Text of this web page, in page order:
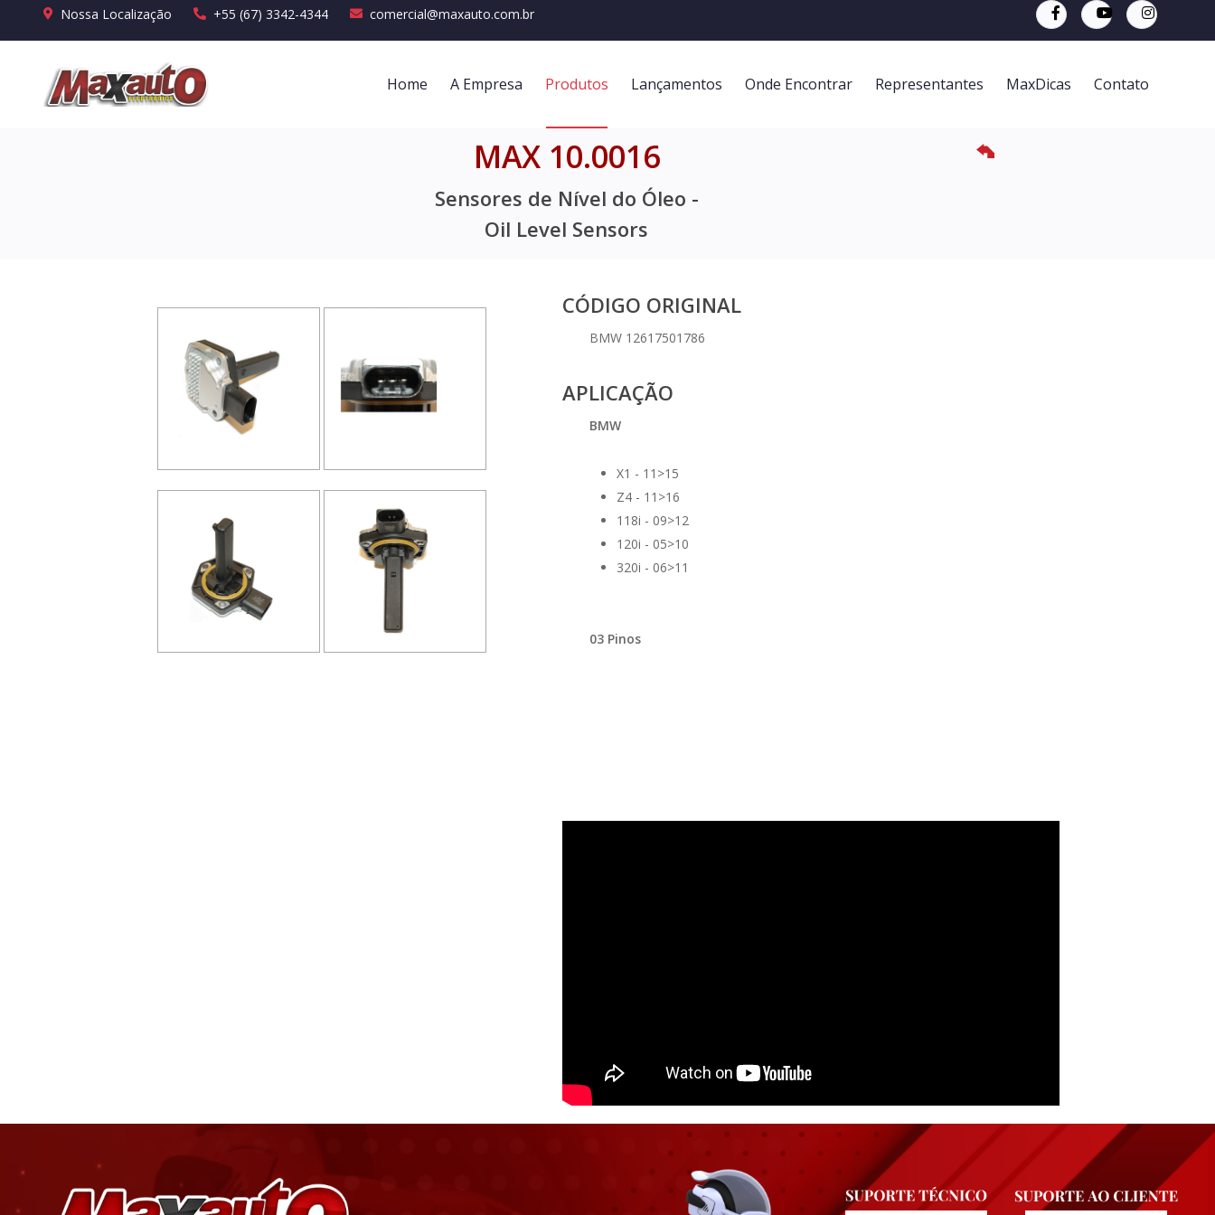
Nossa Localização +55 (67) 3342-4344 comercial@maxauto.com.br
Home A Empresa Produtos Lançamentos Onde Encontrar Representantes MaxDicas Contato
MAX 10.0016
Sensores de Nível do Óleo -
Oil Level Sensors
CÓDIGO ORIGINAL
BMW 12617501786
APLICAÇÃO
BMW
X1 - 11>15
Z4 - 11>16
118i - 09>12
120i - 05>10
320i - 06>11
03 Pinos